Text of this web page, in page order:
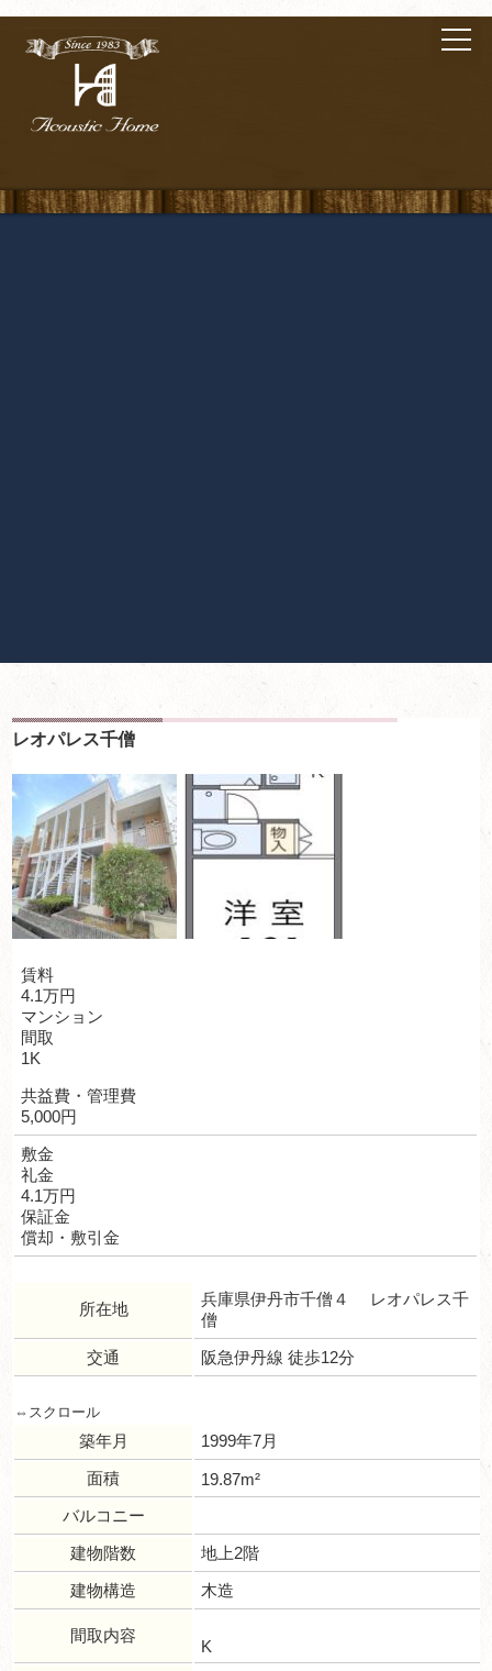
レオパレス千僧
賃料
4.1万円
マンション
間取
1K
共益費・管理費
5,000円
敷金
礼金
4.1万円
保証金
償却・敷引金
所在地
兵庫県伊丹市千僧４ レオパレス千
僧
交通
阪急伊丹線 徒歩12分
築年月
1999年7月
面積
19.87m²
バルコニー
建物階数
地上2階
建物構造
木造
間取内容
K